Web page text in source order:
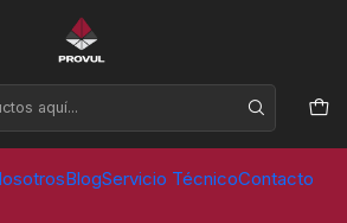
BlogServicio TécnicoContacto
Lunes a Viernes de 09:00 a 17:30 horas
PARCHE R 00 30 MM (195 UNID) - VIPAL